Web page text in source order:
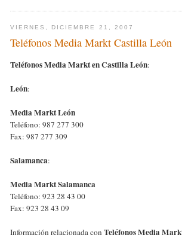
VIERNES, DICIEMBRE 21, 2007
Teléfonos Media Markt Castilla León
Teléfonos Media Markt en Castilla León:
León:
Media Markt León
Teléfono: 987 277 300
Fax: 987 277 309
Salamanca:
Media Markt Salamanca
Teléfono: 923 28 43 00
Fax: 923 28 43 09
Información relacionada con Teléfonos Media